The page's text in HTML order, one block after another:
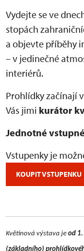
Vydejte se ve
stopách
a objevte příběhy
– v jedinečné
interiérů.
Prohlídky začínají
Vás jimi kurátor
Jednotné
Vstupenky je
KOUPIT VSTUPENKU
Květinová výstava je od
(základního)